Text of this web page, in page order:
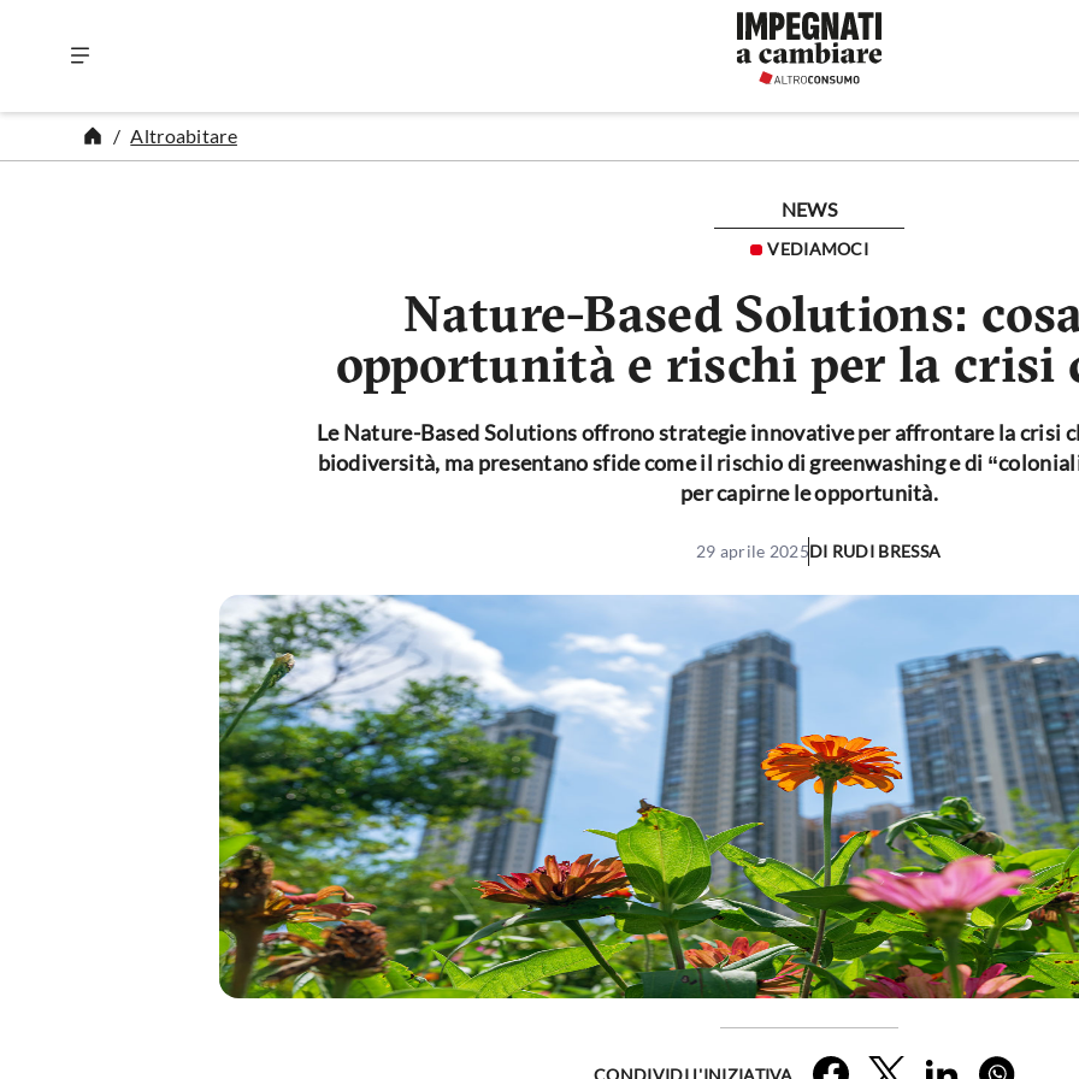
Altroabitare
NEWS
VEDIAMOCI
Nature-Based Solutions:
opportunità e rischi per la crisi
Le Nature-Based Solutions offrono strategie innovative per affrontare la crisi
biodiversità, ma presentano sfide come il rischio di greenwashing e di
per capirne le opportunità.
29 aprile 2025DI RUDI BRESSA
CONDIVIDI L'INIZIATIVA Facebook Twitter LinkedIn